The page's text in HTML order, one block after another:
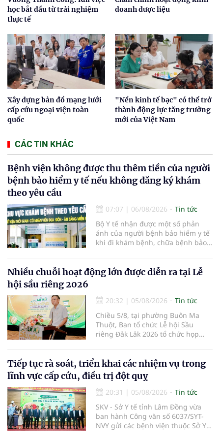
học bắt đầu từ trải nghiệm
thực tế
doanh dược liệu
Xây dựng bản đồ mạng lưới
cấp cứu ngoại viện toàn
quốc
"Nền kinh tế bạc" có thể trở
thành động lực tăng trưởng
mới của Việt Nam
CÁC TIN KHÁC
Bệnh viện không được thu thêm tiền của người
bệnh bảo hiểm y tế nếu không đăng ký khám
theo yêu cầu
07:07 | 06/08/2026
Tin tức
Bộ Y tế nhận được một số phản
ánh của người bệnh bảo hiểm y tế
khi đi khám bệnh, chữa bệnh bảo
bệnh, chữa bệnh theo yêu cầu
nhưng vẫn phải nộp thêm các chi
phần cùng chi trả.
Nhiều chuỗi hoạt động lớn được diễn ra tại Lễ
hội sầu riêng 2026
20:32 | 05/08/2026
Tin tức
Chiều 5/8, tại phường Buôn Ma
Thuột, Ban tổ chức Lễ hội Sầu
riêng Đắk Lắk 2026 tổ chức họp
hội Sầu riêng Đắk Lắk năm 2026 có
chủ đề “Sầu riêng Đắk Lắk – Kết nối
vươn xa”, được tổ chức từ ngày
15/8/2026 đến ngày 02/9/2026 tại
phường Buôn Ma Thuột, xã Krông
Pắc, phường Tuy Hòa và một số xã
trồng sầu riêng trên địa bàn tỉnh.
Tiếp tục rà soát, triển khai các nhiệm vụ trong
lĩnh vực cấp cứu, điều trị đột quỵ
20:31 | 05/08/2026
Tin tức
SKV - Sở Y tế tỉnh Lâm Đồng vừa
ban hành Công văn số 6037/SYT-
NVY gửi các bệnh viện thuộc Sở Y